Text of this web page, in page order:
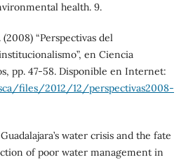
health. 9.
“Perspectivas del
en Ciencia
pp. 47-58. Disponible en Internet:
files/2012/12/perspectivas2008-
water crisis and the fate
of poor water management in